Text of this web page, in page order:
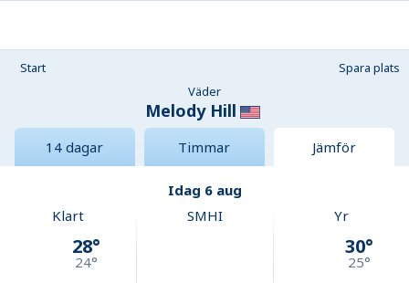
Start
Spara plats
Väder
Melody Hill
14 dagar Timmar Jämför
Idag 6 aug
Klart
28°
24°
SMHI Yr
30°
25°